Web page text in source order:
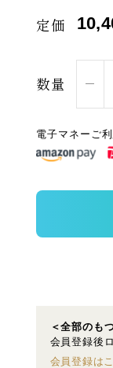
定価
数量
電子マネーご
＜全部のも
会員登録後
会員登録は